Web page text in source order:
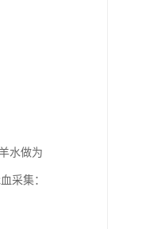
水做为
采集：